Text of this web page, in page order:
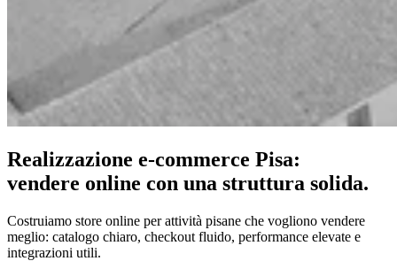
Realizzazione e-commerce Pisa:
vendere online con una struttura solida.
Costruiamo store online per attività pisane che vogliono vendere
meglio: catalogo chiaro, checkout fluido, performance elevate e
integrazioni utili.